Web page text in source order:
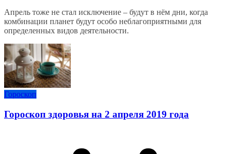
Апрель тоже не стал исключение – будут в нём дни, когда
комбинации планет будут особо неблагоприятными для
определенных видов деятельности.
Гороскоп
Гороскоп здоровья на 2 апреля 2019 года